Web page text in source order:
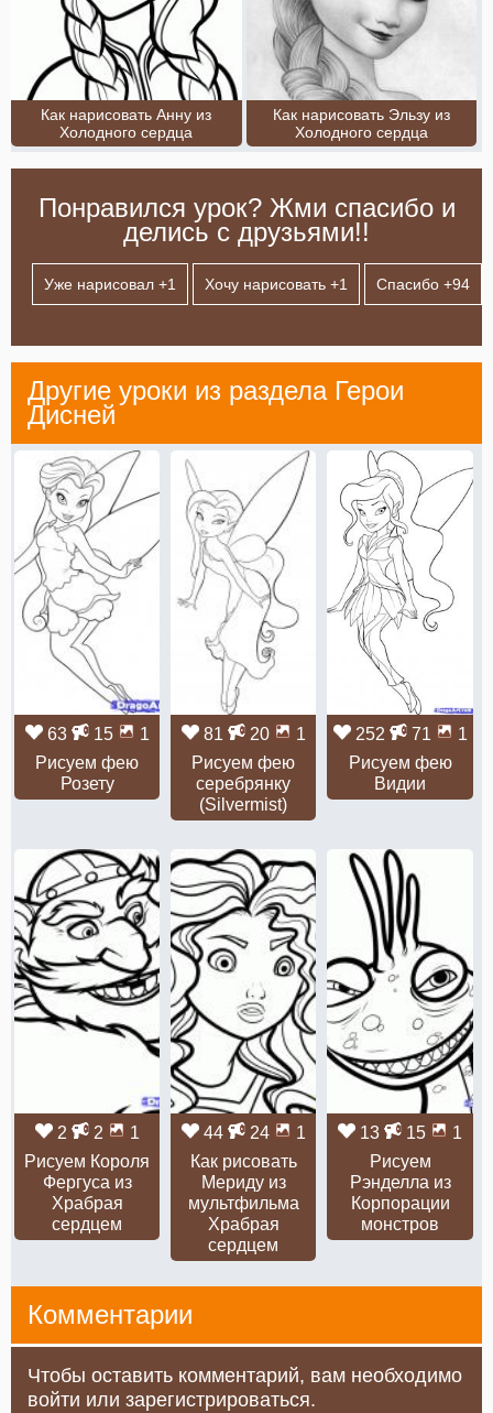
Как нарисовать Анну из
Холодного сердца
Как нарисовать Эльзу из
Холодного сердца
Понравился урок? Жми спасибо и
делись с друзьями!!
Уже нарисовал +1 Хочу нарисовать +1 Спасибо +94
Другие уроки из раздела Герои
Дисней
63 15
1
Рисуем фею
Розету
81 20
1
Рисуем фею
серебрянку
(Silvermist)
252 71
1
Рисуем фею
Видии
2 2
1
Рисуем Короля
Фергуса из
Храбрая
сердцем
44 24
1
Как рисовать
Мериду из
мультфильма
Храбрая
сердцем
13 15
1
Рисуем
Рэнделла из
Корпорации
монстров
Комментарии
Чтобы оставить комментарий, вам необходимо
войти или зарегистрироваться.